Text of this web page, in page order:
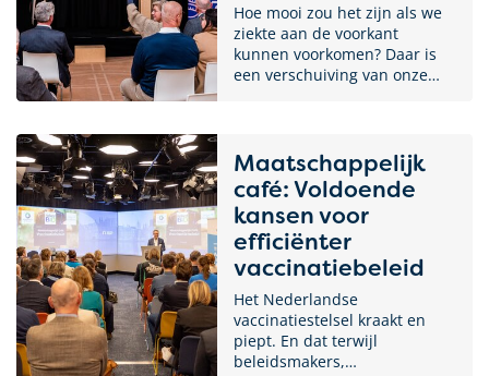
Hoe mooi zou het zijn als we
ziekte aan de voorkant
kunnen voorkomen? Daar is
een verschuiving van onze
preventieve zorg. Door te
investeren in preventieve
maatregelen kunnen we
mogelijk aanzienlijke kosten
voor de gezondheidszorg
besparen op de lange termijn.
Waar we heen willen is
duidelijk. Hoe we dat in de
praktijk brengen nog een stuk
minder. Daarom kwamen we
met een brede groep
Maatschappelijk
café: Voldoende
kansen voor
efficiënter
vaccinatiebeleid
Het Nederlandse
vaccinatiestelsel kraakt en
piept. En dat terwijl
beleidsmakers,